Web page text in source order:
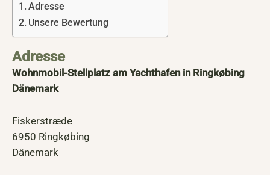
Adresse
Unsere Bewertung
Adresse
Wohnmobil-Stellplatz am Yachthafen in Ringkøbing
Dänemark
Fiskerstræde
6950 Ringkøbing
Dänemark